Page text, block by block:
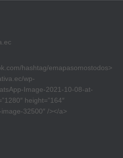
hashtag/emapasomostodos>
wp-
Image-2021-10-08-at-
height=”164″
32500″ /></a>